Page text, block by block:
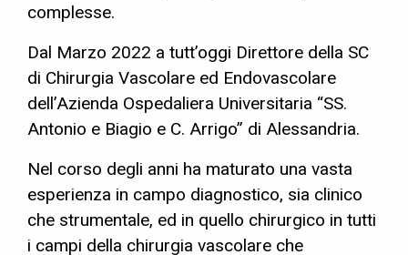
complesse.
Dal Marzo 2022 a tutt’oggi Direttore della SC
di Chirurgia Vascolare ed Endovascolare
dell’Azienda Ospedaliera Universitaria “SS.
Antonio e Biagio e C. Arrigo” di Alessandria.
Nel corso degli anni ha maturato una vasta
esperienza in campo diagnostico, sia clinico
che strumentale, ed in quello chirurgico in tutti
i campi della chirurgia vascolare che